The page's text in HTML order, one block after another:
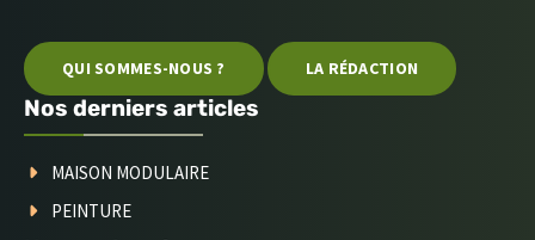
QUI SOMMES-NOUS ? LA RÉDACTION
Nos derniers articles
MAISON MODULAIRE
PEINTURE